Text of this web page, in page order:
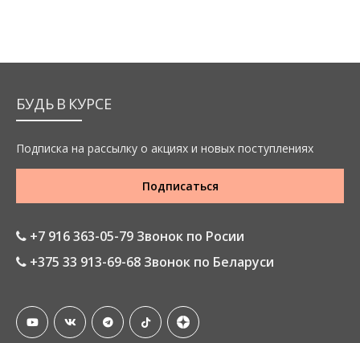
БУДЬ В КУРСЕ
Подписка на рассылку о акциях и новых поступлениях
Подписаться
+7 916 363-05-79 Звонок по Росии
+375 33 913-69-68 Звонок по Беларуси